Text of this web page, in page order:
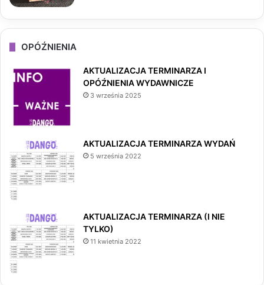
OPÓŹNIENIA
AKTUALIZACJA TERMINARZA I
OPÓŹNIENIA WYDAWNICZE
3 września 2025
AKTUALIZACJA TERMINARZA WYDAŃ
5 września 2022
AKTUALIZACJA TERMINARZA (I NIE
TYLKO)
11 kwietnia 2022